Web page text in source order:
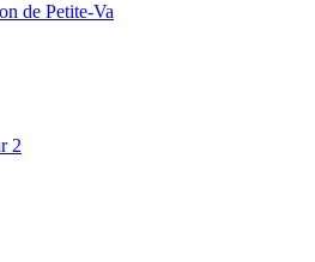
de Petite-Va
2